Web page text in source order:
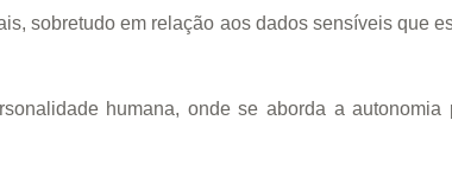
sobretudo em relação aos dados sensíveis que
humana, onde se aborda a